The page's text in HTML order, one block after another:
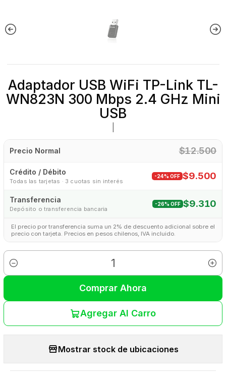
Adaptador USB WiFi TP-Link TL-
WN823N 300 Mbps 2.4 GHz Mini
USB
Precio Normal $12.500
Crédito / Débito
Todas las tarjetas · 3 cuotas sin interés
-24% OFF $9.500
Transferencia
Depósito o transferencia bancaria
-26% OFF $9.310
El precio por transferencia suma un 2% de descuento adicional sobre el
precio con tarjeta. Precios en pesos chilenos, IVA incluido.
Cantidad
Agregar Al Carro
Comprar Ahora
Mostrar stock de ubicaciones